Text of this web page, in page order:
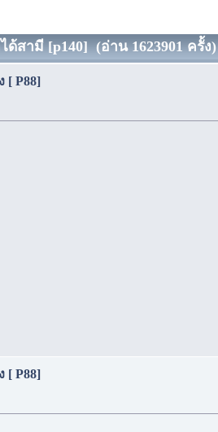
สามี [p140] (อ่าน 1623901 ครั้ง)
[ P88]
[ P88]